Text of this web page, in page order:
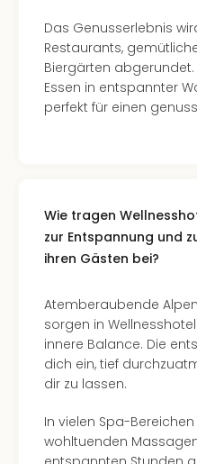
Das Genusserlebnis
Restaurants,
Biergärten
Essen in entspannter
perfekt für einen
Wie tragen
zur Entspannung und
ihren Gästen bei?
Atemberaubende
sorgen in
innere Balance. Die
dich ein, tief
dir zu lassen.
In vielen Spa-
wohltuenden